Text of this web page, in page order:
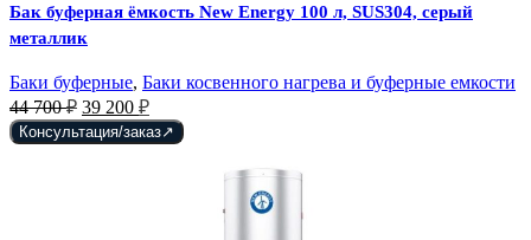
Бак буферная ёмкость New Energy 100 л, SUS304, серый
металлик
Баки буферные, Баки косвенного нагрева и буферные емкости
44 700₽ Первоначальная
цена
составляла
39 200 ₽Текущая
цена:
39
Консультация/заказ